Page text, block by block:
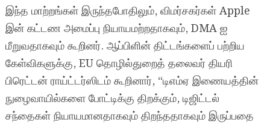
இந்த மாற்றங்கள் இருந்தபோதிலும், விமர்சகர்கள் Apple
இன் கட்டண அமைப்பு நியாயமற்றதாகவும், DMA ஐ
மீறுவதாகவும் கூறினர். ஆப்பிளின் திட்டங்களைப் பற்றிய
கேள்விகளுக்கு, EU தொழில்துறைத் தலைவர் தியரி
பிரெட்டன் ராய்ட்டர்ஸிடம் கூறினார், “டிஎம்ஏ இணையத்தின்
நுழைவாயில்களை போட்டிக்கு திறக்கும், டிஜிட்டல்
சந்தைகள் நியாயமானதாகவும் திறந்ததாகவும் இருப்பதை